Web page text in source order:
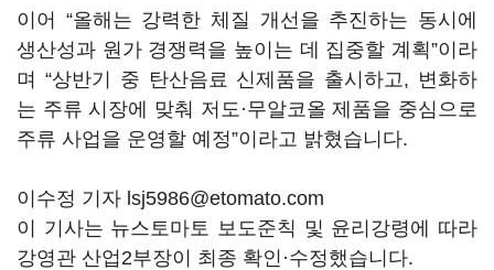
이어 “올해는 강력한 체질 개선을 추진하는 동시에
생산성과 원가 경쟁력을 높이는 데 집중할 계획”이라
며 “상반기 중 탄산음료 신제품을 출시하고, 변화하
는 주류 시장에 맞춰 저도·무알코올 제품을 중심으로
주류 사업을 운영할 예정”이라고 밝혔습니다.
이수정 기자 lsj5986@etomato.com
이 기사는 뉴스토마토 보도준칙 및 윤리강령에 따라
강영관 산업2부장이 최종 확인·수정했습니다.